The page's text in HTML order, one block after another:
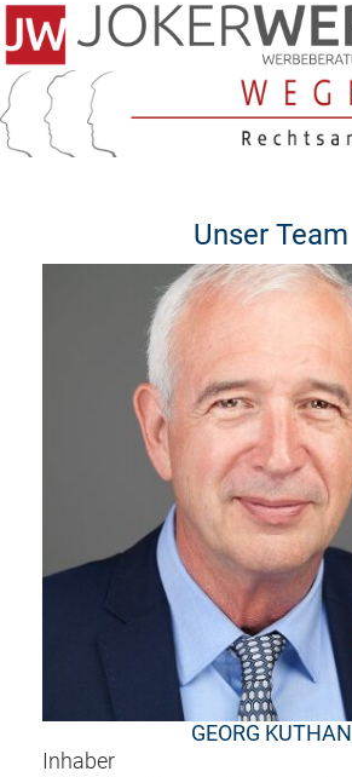
Unser Team
GEORG KUTHAN
Inhaber